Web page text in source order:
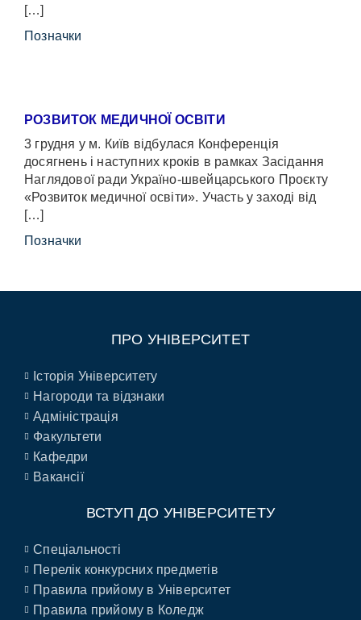
[…]
Позначки
РОЗВИТОК МЕДИЧНОЇ ОСВІТИ
3 грудня у м. Київ відбулася Конференція
досягнень і наступних кроків в рамках Засідання
Наглядової ради Україно-швейцарського Проєкту
«Розвиток медичної освіти». Участь у заході від
[…]
Позначки
ПРО УНІВЕРСИТЕТ
Історія Університету
Нагороди та відзнаки
Адміністрація
Факультети
Кафедри
Вакансії
ВСТУП ДО УНІВЕРСИТЕТУ
Спеціальності
Перелік конкурсних предметів
Правила прийому в Університет
Правила прийому в Коледж